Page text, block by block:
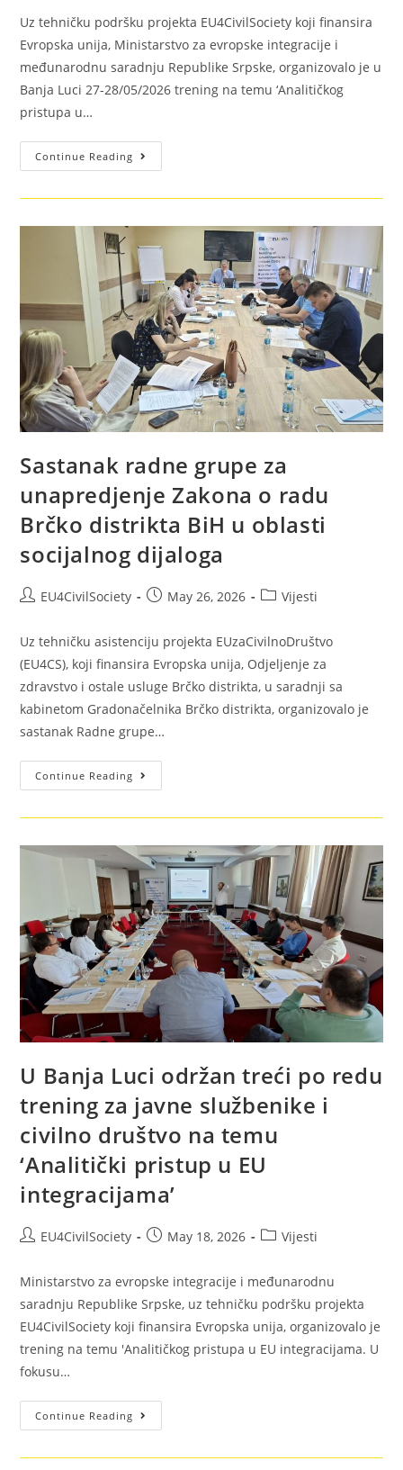
Uz tehničku podršku projekta EU4CivilSociety koji finansira
Evropska unija, Ministarstvo za evropske integracije i
međunarodnu saradnju Republike Srpske, organizovalo je u
Banja Luci 27-28/05/2026 trening na temu ‘Analitičkog
pristupa u…
Continue Reading
Sastanak radne grupe za
unapredjenje Zakona o radu
Brčko distrikta BiH u oblasti
socijalnog dijaloga
EU4CivilSociety May 26, 2026 Vijesti
Uz tehničku asistenciju projekta EUzaCivilnoDruštvo
(EU4CS), koji finansira Evropska unija, Odjeljenje za
zdravstvo i ostale usluge Brčko distrikta, u saradnji sa
kabinetom Gradonačelnika Brčko distrikta, organizovalo je
sastanak Radne grupe…
Continue Reading
U Banja Luci održan treći po redu
trening za javne službenike i
civilno društvo na temu
‘Analitički pristup u EU
integracijama’
EU4CivilSociety May 18, 2026 Vijesti
Ministarstvo za evropske integracije i međunarodnu
saradnju Republike Srpske, uz tehničku podršku projekta
EU4CivilSociety koji finansira Evropska unija, organizovalo je
trening na temu 'Analitičkog pristupa u EU integracijama. U
fokusu…
Continue Reading